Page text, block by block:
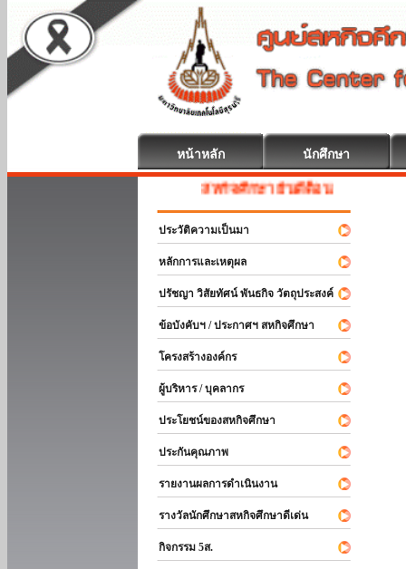
หน้าหลัก นักศึกษา
สหกิจศึกษา ยินดีต้อนรับ
ประวัติความเป็นมา
หลักการและเหตุผล
ปรัชญา วิสัยทัศน์ พันธกิจ วัตถุประสงค์
ข้อบังคับฯ / ประกาศฯ สหกิจศึกษา
โครงสร้างองค์กร
ผู้บริหาร / บุคลากร
ประโยชน์ของสหกิจศึกษา
ประกันคุณภาพ
รายงานผลการดำเนินงาน
รางวัลนักศึกษาสหกิจศึกษาดีเด่น
กิจกรรม 5ส.